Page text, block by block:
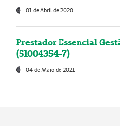
01 de Abril de 2020
Prestador Essencial
(51004354-7)
04 de Maio de 2021